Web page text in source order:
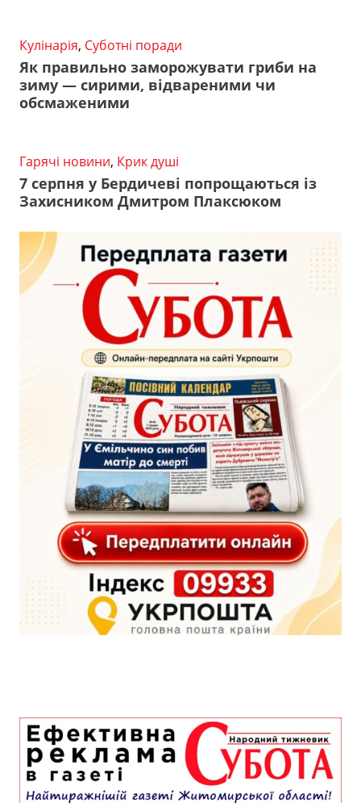
Кулінарія, Суботні поради
Як правильно заморожувати гриби на
зиму — сирими, відвареними чи
обсмаженими
Гарячі новини, Крик душі
7 серпня у Бердичеві попрощаються із
Захисником Дмитром Плаксюком